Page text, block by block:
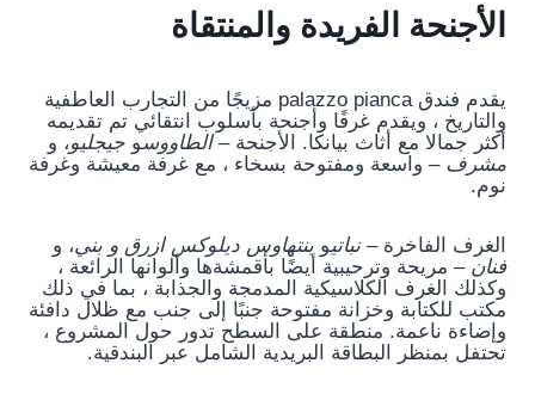
الأجنحة الفريدة والمنتقاة
يقدم فندق palazzo pianca مزيجًا من التجارب العاطفية
والتاريخ ، ويقدم غرفًا وأجنحة بأسلوب انتقائي تم تقديمه
أكثر جمالا مع أثاث بيانكا. الأجنحة –الطاووسو جيجليو، و
مشرف – واسعة ومفتوحة بسخاء ، مع غرفة معيشة وغرفة
نوم.
الغرف الفاخرة – نباتيو بنتهاوس ديلوكس ازرق و بني، و
فنان – مريحة وترحيبية أيضًا بأقمشةها وألوانها الرائعة ،
وكذلك الغرف الكلاسيكية المدمجة والجذابة ، بما في ذلك
مكتب للكتابة وخزانة مفتوحة جنبًا إلى جنب مع ظلال دافئة
وإضاءة ناعمة. منطقة على السطح تدور حول المشروع ،
تحتفل بمنظر البطاقة البريدية الشامل عبر البندقية.